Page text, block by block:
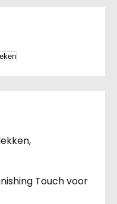
Touch voor